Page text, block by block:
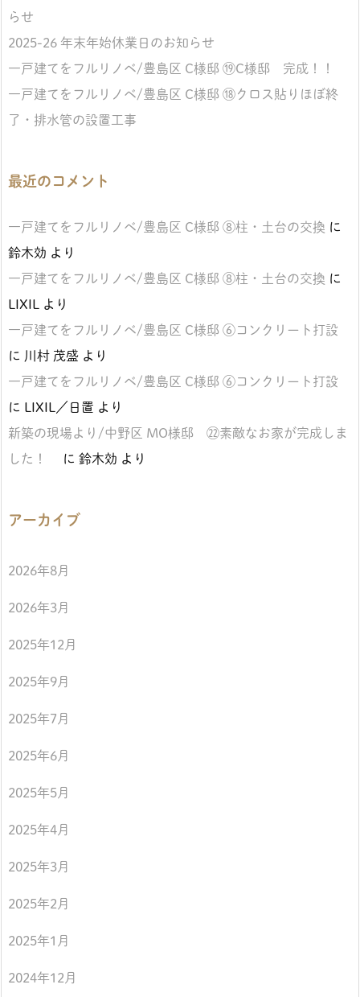
らせ
2025-26 年末年始休業日のお知らせ
一戸建てをフルリノベ/豊島区 C様邸 ⑲C様邸 完成！！
一戸建てをフルリノベ/豊島区 C様邸 ⑱クロス貼りほぼ終
了・排水管の設置工事
最近のコメント
一戸建てをフルリノベ/豊島区 C様邸 ⑧柱・土台の交換 に
鈴木効 より
一戸建てをフルリノベ/豊島区 C様邸 ⑧柱・土台の交換 に
LIXIL
より
一戸建てをフルリノベ/豊島区 C様邸 ⑥コンクリート打設
に 川村 茂盛 より
一戸建てをフルリノベ/豊島区 C様邸 ⑥コンクリート打設
に LIXIL／日置 より
新築の現場より/中野区 MO様邸 ㉒素敵なお家が完成しま
した！
に 鈴木効 より
アーカイブ
2026年8月
2026年3月
2025年12月
2025年9月
2025年7月
2025年6月
2025年5月
2025年4月
2025年3月
2025年2月
2025年1月
2024年12月